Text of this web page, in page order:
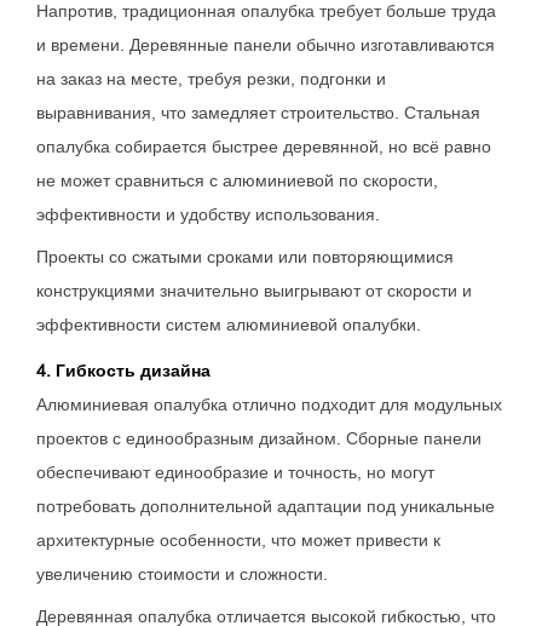
Напротив, традиционная опалубка требует больше труда
и времени. Деревянные панели обычно изготавливаются
на заказ на месте, требуя резки, подгонки и
выравнивания, что замедляет строительство. Стальная
опалубка собирается быстрее деревянной, но всё равно
не может сравниться с алюминиевой по скорости,
эффективности и удобству использования.
Проекты со сжатыми сроками или повторяющимися
конструкциями значительно выигрывают от скорости и
эффективности систем алюминиевой опалубки.
4. Гибкость дизайна
Алюминиевая опалубка отлично подходит для модульных
проектов с единообразным дизайном. Сборные панели
обеспечивают единообразие и точность, но могут
потребовать дополнительной адаптации под уникальные
архитектурные особенности, что может привести к
увеличению стоимости и сложности.
Деревянная опалубка отличается высокой гибкостью, что